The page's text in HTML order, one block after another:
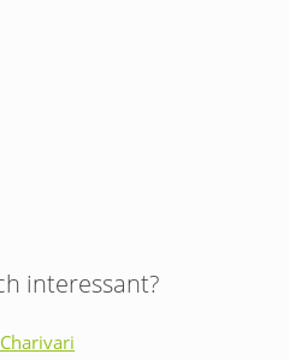
interessant?